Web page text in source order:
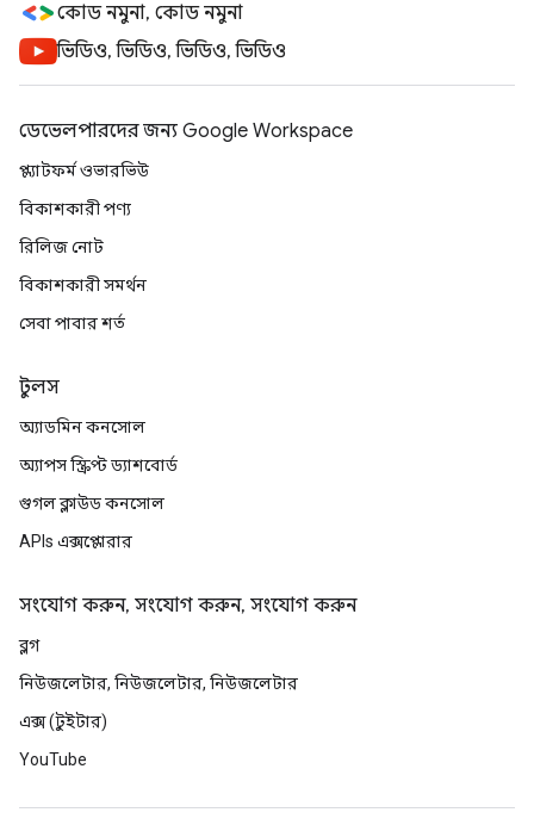
কোড নমুনা, কোড নমুনা
ভিডিও, ভিডিও, ভিডিও, ভিডিও
ডেভেলপারদের জন্য Google Workspace
প্ল্যাটফর্ম ওভারভিউ
বিকাশকারী পণ্য
রিলিজ নোট
বিকাশকারী সমর্থন
সেবা পাবার শর্ত
টুলস
অ্যাডমিন কনসোল
অ্যাপস স্ক্রিপ্ট ড্যাশবোর্ড
গুগল ক্লাউড কনসোল
APIs এক্সপ্লোরার
সংযোগ করুন, সংযোগ করুন, সংযোগ করুন
ব্লগ
নিউজলেটার, নিউজলেটার, নিউজলেটার
এক্স (টুইটার)
YouTube